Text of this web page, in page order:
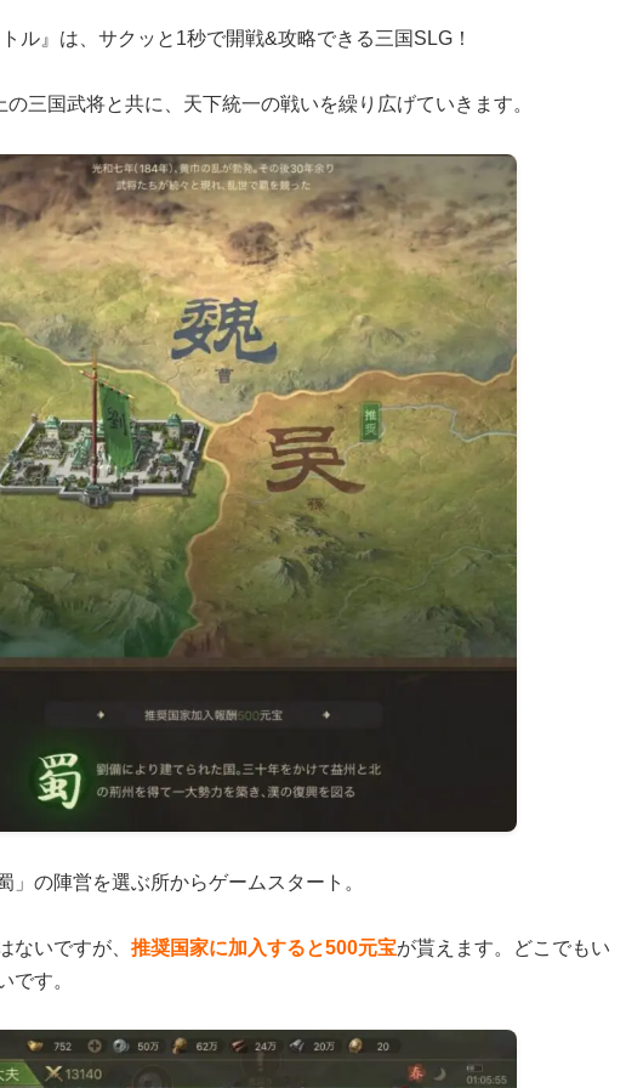
ル』は、サクッと1秒で開戦&攻略できる三国SLG！
三国武将と共に、天下統一の戦いを繰り広げていきます。
」の陣営を選ぶ所からゲームスタート。
ないですが、 推奨国家に加入すると500元宝が貰えます。どこでもい
です。